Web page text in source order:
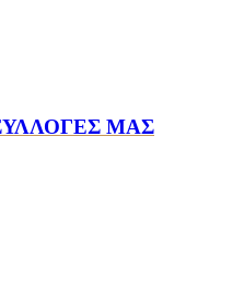
ΜΑΣ